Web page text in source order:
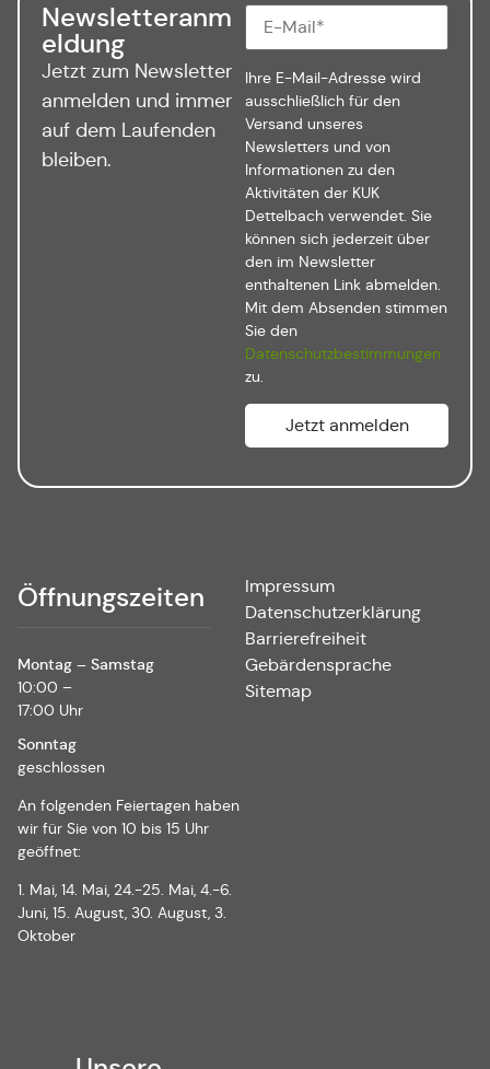
Newsletteranm
eldung
Jetzt zum Newsletter
anmelden und immer
auf dem Laufenden
bleiben.
Ihre E-Mail-Adresse wird
ausschließlich für den
Versand unseres
Newsletters und von
Informationen zu den
Aktivitäten der KUK
Dettelbach verwendet. Sie
können sich jederzeit über
den im Newsletter
enthaltenen Link abmelden.
Mit dem Absenden stimmen
Sie den
Datenschutzbestimmungen
zu.
Öffnungszeiten
Montag – Samstag
10:00 –
17:00 Uhr
Sonntag
geschlossen
An folgenden Feiertagen haben
wir für Sie von 10 bis 15 Uhr
geöffnet:
1. Mai, 14. Mai, 24.-25. Mai, 4.-6.
Juni, 15. August, 30. August, 3.
Oktober
Impressum
Datenschutzerklärung
Barrierefreiheit
Gebärdensprache
Sitemap